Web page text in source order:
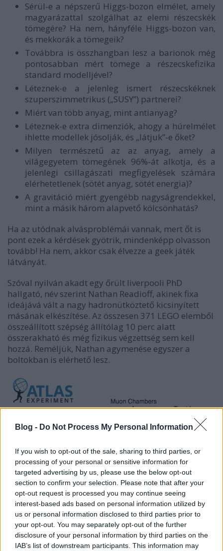
Blog - Do Not Process My Personal Information
If you wish to opt-out of the sale, sharing to third parties, or
processing of your personal or sensitive information for
targeted advertising by us, please use the below opt-out
section to confirm your selection. Please note that after your
opt-out request is processed you may continue seeing
interest-based ads based on personal information utilized by
us or personal information disclosed to third parties prior to
your opt-out. You may separately opt-out of the further
disclosure of your personal information by third parties on the
IAB’s list of downstream participants. This information may
Sérül-e a népszerű Higgs-bozon elmélet, amely
magyarázattal szolgálhat az elemi részecskék
tömegére? Ha nem, hányféle Higgs-bozon van,
és mekkorák a tömegeik?
Továbbra is összhangban lesz a barionok még
pontosabban mért tömege a részecskefizika
standard modelljével?
Léteznek-e a jelenleg ismert részecskéknek
szuperszimmetrikus („SUSY”) partnerei?
Miért van több anyag, mint antianyag?
Léteznek-e extra dimenziók, ahogy a húrelmélet
ihlette modellek jósolják, és „látjuk”-e őket?
Milyen természetű az az anyag, amely a
világegyetem tömegének 96%‑át alkotja, és a
jelenlegi csillagászati megfigyelések számára
elérhetetlenek (sötét anyag, sötét energia)?
A gravitáció miért gyengébb nagyságrendekkel,
mint a másik három alapvető kölcsönhatás?
Ha az utódnak alvásproblémái vannak, mert őt is
pont ezek a kérdések gyötrik, mindenképp olvasson
tovább! Ha nem, akkor csak élvezze a geek játék
látványát.
Szóval nyilván akadt egy őrült liverpooli PhD
hallgató, név szerint Nathan Readioff, akinek fixa
ideájává vált a nagy hadronütköztető kicsinyített
másának elkészítése. Az összesen 371 LEGO elemből
összeállított szépség állítólag 10 perc alatt
összerakható és még fizikus végzettség sem kell
hozzá. Reméljük, Nathan agymenése egyszer a
boltokban is elérhető lesz.